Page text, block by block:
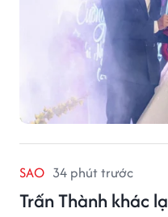
SAO 34 phút trước
Trấn Thành khác lạ